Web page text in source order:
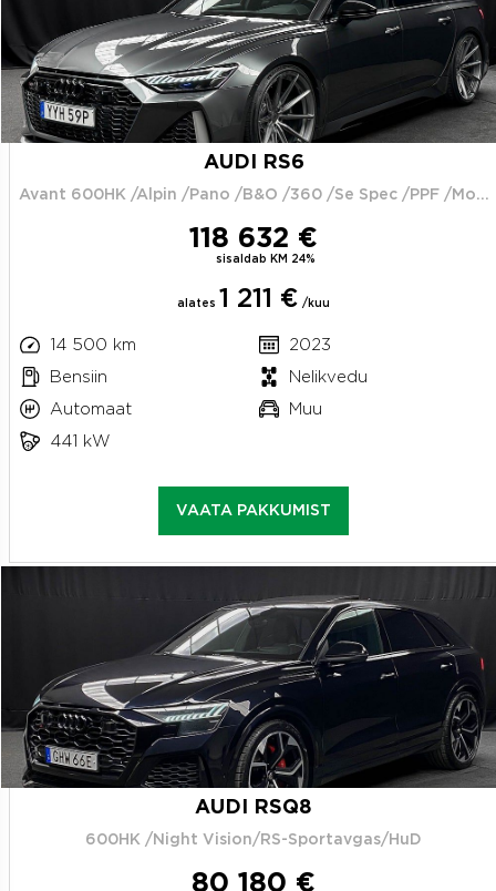
AUDI RS6
Avant 600HK /Alpin /Pano /B&O /360 /Se Spec /PPF /Moms
118 632 €
sisaldab KM 24%
alates 1 211 € /kuu
14 500 km
2023
Bensiin
Nelikvedu
Automaat
Muu
441 kW
VAATA PAKKUMIST
AUDI RSQ8
600HK /Night Vision/RS-Sportavgas/HuD
80 180 €